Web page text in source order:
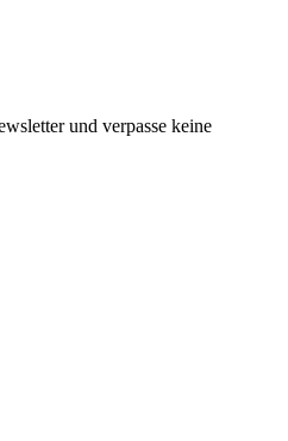
und verpasse keine